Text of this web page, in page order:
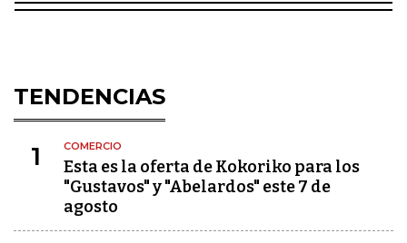
TENDENCIAS
1 COMERCIO
Esta es la oferta de Kokoriko para los
"Gustavos" y "Abelardos" este 7 de
agosto